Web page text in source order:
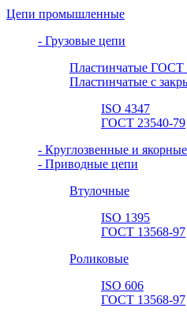
Цепи промышленные
- Грузовые цепи
Пластинчатые ГОСТ
Пластинчатые с
ISO 4347
ГОСТ 23540-79
- Круглозвенные и
- Приводные цепи
Втулочные
ISO 1395
ГОСТ 13568-97
Роликовые
ISO 606
ГОСТ 13568-97